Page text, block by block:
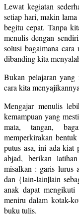
Lewat kegiatan
setiap hari, makin
begitu cepat. Tanpa
menulis dengan
solusi bagaimana
dibanding kita
Bukan pelajaran yang
cara kita
Mengajar menulis
kemampuan yang
mata, tangan,
memperkirakan
putus asa, ini ada kiat
abjad, berikan
misalkan : garis lurus
dan {lain-lain|lain
anak dapat
meniru dalam kotak-
buku tulis.